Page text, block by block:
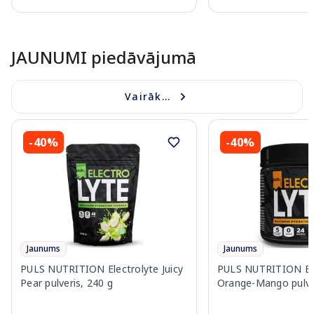
JAUNUMI piedāvājumā
Vairāk...
-40%
Jaunums
PULS NUTRITION Electrolyte Juicy
Pear pulveris, 240 g
-40%
Jaunums
PULS NUTRITION
Orange-Mango